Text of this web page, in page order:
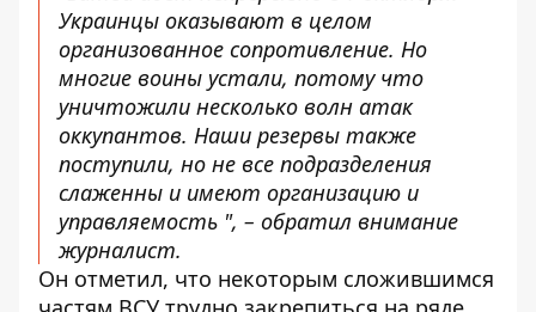
Украинцы оказывают в целом
организованное сопротивление. Но
многие воины устали, потому что
уничтожили несколько волн атак
оккупантов. Наши резервы также
поступили, но не все подразделения
слаженны и имеют организацию и
управляемость ", – обратил внимание
журналист.
Он отметил, что некоторым сложившимся